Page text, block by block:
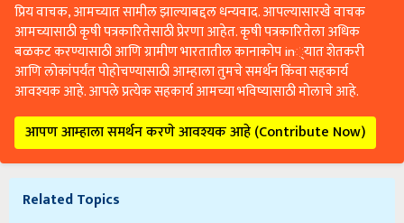
प्रिय वाचक, आमच्यात सामील झाल्याबद्दल धन्यवाद. आपल्यासारखे वाचक
आमच्यासाठी कृषी पत्रकारितेसाठी प्रेरणा आहेत. कृषी पत्रकारितेला अधिक
बळकट करण्यासाठी आणि ग्रामीण भारतातील कानाकोप in्यात शेतकरी
आणि लोकांपर्यंत पोहोचण्यासाठी आम्हाला तुमचे समर्थन किंवा सहकार्य
आवश्यक आहे. आपले प्रत्येक सहकार्य आमच्या भविष्यासाठी मोलाचे आहे.
आपण आम्हाला समर्थन करणे आवश्यक आहे (Contribute Now)
Related Topics